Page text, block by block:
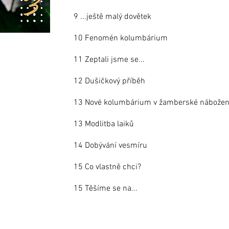
9 ...ještě malý dovětek
10 Fenomén kolumbárium
11 Zeptali jsme se...
12 Dušičkový příběh
13 Nové kolumbárium v žamberské
13 Modlitba laiků
14 Dobývání vesmíru
15 Co vlastně chci?
15 Těšíme se na...